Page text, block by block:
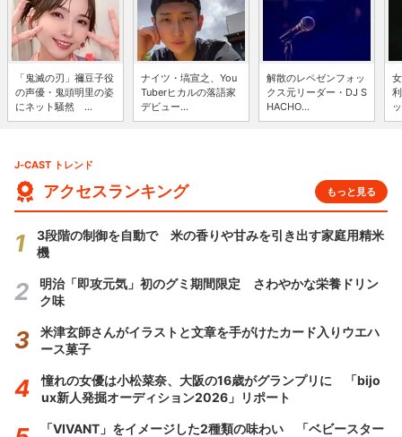
「鬼滅の刃」禰豆子役
の声優・鬼頭明里の姿
にネット騒然 ...
ナイツ・塙宣之、You
Tuberヒカルの落語家
デビュー...
解散のレペゼンフォッ
クス元リーダー・DJ S
HACHO...
J-CAST トレンド
アクセスランキング もっと見る
3段階の制御を自動で 米の香りや甘みを引き出す家庭用精米
機
明治「即攻元気」初のグミ期間限定 さわやかな栄養ドリン
ク味
米津玄師さんがイラストと文章を手がけたカード入りウエハ
ース菓子
憧れの女優は小松菜奈、大阪の16歳がグランプリに 「bijo
ux新人発掘オーディション2026」リポート
「VIVANT」をイメージした2種類の味わい 「ベビースター